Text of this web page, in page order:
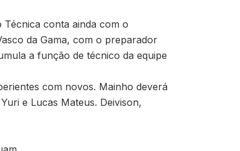
conta ainda com o
da Gama, com o preparador
a função de técnico da equipe
com novos. Mainho deverá
e Lucas Mateus. Deivison,